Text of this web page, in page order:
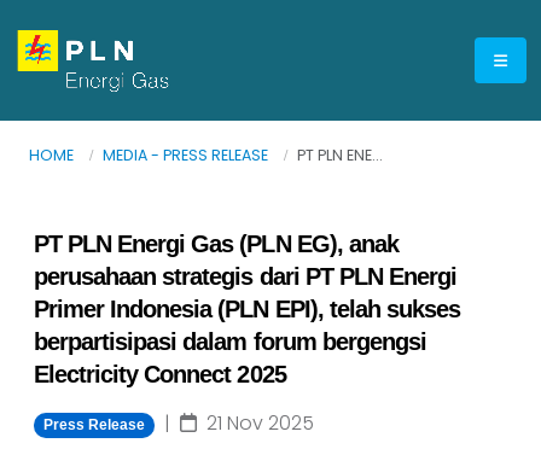
HOME MEDIA - PRESS RELEASE PT PLN ENE...
PT PLN Energi Gas (PLN EG), anak
perusahaan strategis dari PT PLN Energi
Primer Indonesia (PLN EPI), telah sukses
berpartisipasi dalam forum bergengsi
Electricity Connect 2025
Press Release |
21 Nov 2025